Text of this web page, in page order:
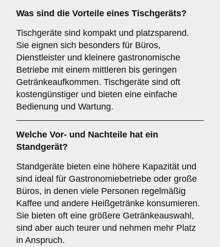
Was sind die Vorteile eines Tischgeräts?
Tischgeräte sind kompakt und platzsparend.
Sie eignen sich besonders für Büros,
Dienstleister und kleinere gastronomische
Betriebe mit einem mittleren bis geringen
Getränkeaufkommen. Tischgeräte sind oft
kostengünstiger und bieten eine einfache
Bedienung und Wartung.
Welche Vor- und Nachteile hat ein
Standgerät?
Standgeräte bieten eine höhere Kapazität und
sind ideal für Gastronomiebetriebe oder große
Büros, in denen viele Personen regelmäßig
Kaffee und andere Heißgetränke konsumieren.
Sie bieten oft eine größere Getränkeauswahl,
sind aber auch teurer und nehmen mehr Platz
in Anspruch.